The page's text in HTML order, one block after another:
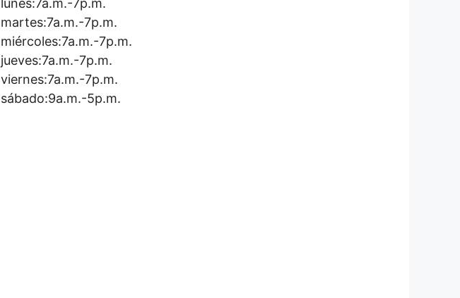
lunes:7a.m.-7p.m.
martes:7a.m.-7p.m.
miércoles:7a.m.-7p.m.
jueves:7a.m.-7p.m.
viernes:7a.m.-7p.m.
sábado:9a.m.-5p.m.